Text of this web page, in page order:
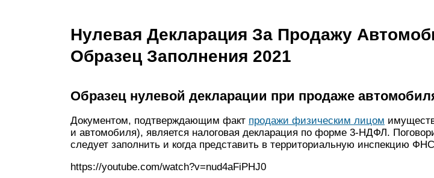
Нулевая Декларация За Продажу
Образец Заполнения 2021
Образец нулевой декларации при продаже
Документом, подтверждающим факт продажи физическим лицом
и автомобиля), является налоговая декларация по форме 3-НДФЛ.
следует заполнить и когда представить в территориальную инспекцию
https://youtube.com/watch?v=nud4aFiPHJ0